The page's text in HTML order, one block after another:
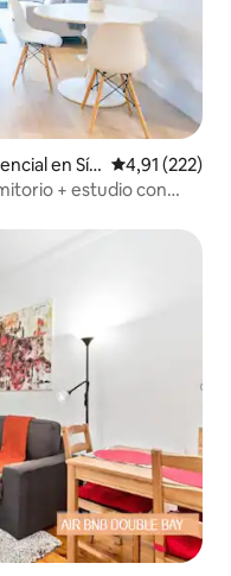
en Síd Calificación
4,91 (222)
+ estudio con